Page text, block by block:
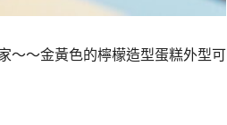
～～金黃色的檸檬造型蛋糕外型可